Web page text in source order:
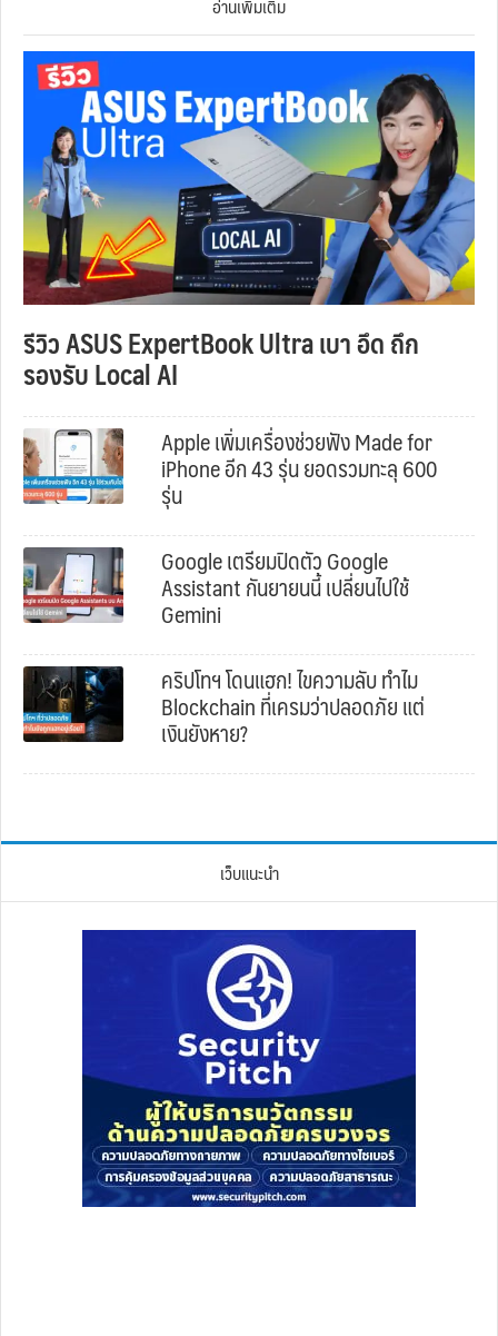
รีวิว ASUS ExpertBook Ultra เบา อึด ถึก
รองรับ Local AI
Apple เพิ่มเครื่องช่วยฟัง Made for
iPhone อีก 43 รุ่น ยอดรวมทะลุ 600
รุ่น
Google เตรียมปิดตัว Google
Assistant กันยายนนี้ เปลี่ยนไปใช้
Gemini
คริปโทฯ โดนแฮก! ไขความลับ ทำไม
Blockchain ที่เครมว่าปลอดภัย แต่
เงินยังหาย?
เว็บแนะนำ